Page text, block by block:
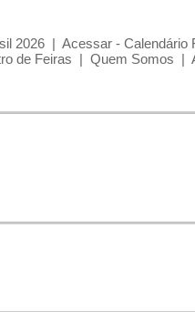
2026 | Acessar - Calendário
de Feiras | Quem Somos |